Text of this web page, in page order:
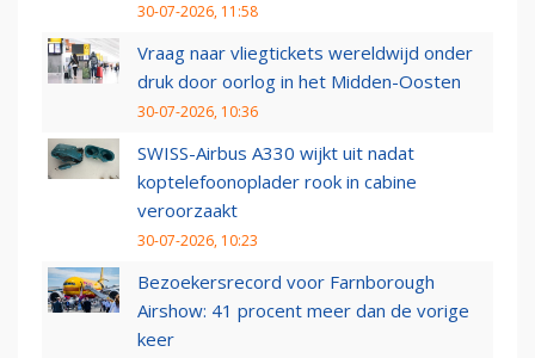
30-07-2026, 11:58
Vraag naar vliegtickets wereldwijd onder
druk door oorlog in het Midden-Oosten
30-07-2026, 10:36
SWISS-Airbus A330 wijkt uit nadat
koptelefoonoplader rook in cabine
veroorzaakt
30-07-2026, 10:23
Bezoekersrecord voor Farnborough
Airshow: 41 procent meer dan de vorige
keer